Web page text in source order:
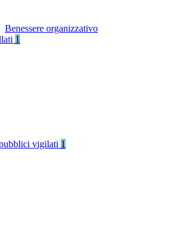
Benessere organizzativo
1
vigilati 1